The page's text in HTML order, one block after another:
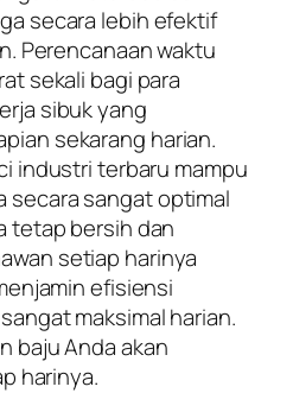
secara lebih efektif
Perencanaan waktu
sekali bagi para
sibuk yang
sekarang harian.
industri terbaru mampu
secara sangat optimal
tetap bersih dan
setiap harinya
efisiensi
maksimal harian.
baju Anda akan
harinya.